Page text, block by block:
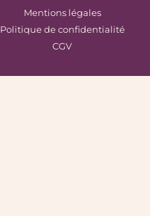
Mentions légales
Politique de confidentialité
CGV